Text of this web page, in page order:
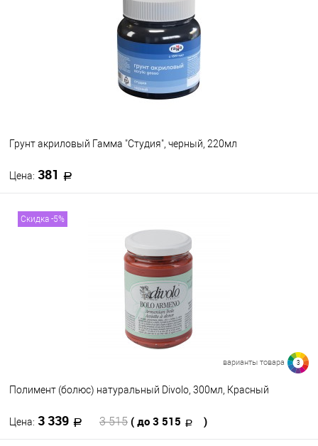
Грунт акриловый Гамма "Студия", черный, 220мл
Цена: 381
В наличии
Скидка -5%
варианты товара 3
Полимент (болюс) натуральный Divolo, 300мл, Красный
Цена: 3 339 3 515 ( до 3 515 )